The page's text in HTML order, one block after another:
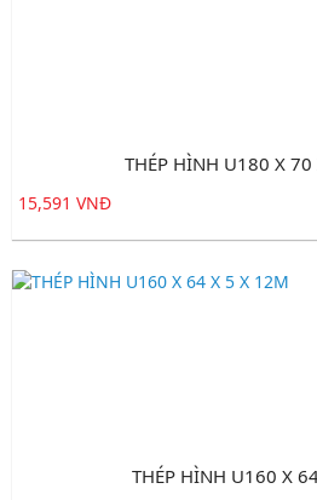
THÉP HÌNH U180 X
15,591 VNĐ
THÉP HÌNH U160 X